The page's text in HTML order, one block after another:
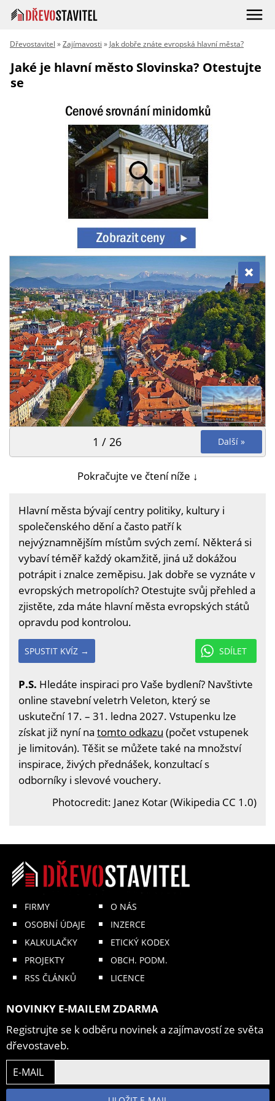
Dřevostavitel »Zajímavosti » Jak dobře znáte evropská hlavní města?
Jaké je hlavní město Slovinska? Otestujte
se
Další »
1 / 26
Pokračujte ve čtení níže ↓
Hlavní města bývají centry politiky, kultury i
společenského dění a často patří k
nejvýznamnějším místům svých zemí. Některá si
vybaví téměř každý okamžitě, jiná už dokážou
potrápit i znalce zeměpisu. Jak dobře se vyznáte v
evropských metropolích? Otestujte svůj přehled a
zjistěte, zda máte hlavní města evropských států
opravdu pod kontrolou.
SDÍLET
SPUSTIT KVÍZ →
P.S. Hledáte inspiraci pro Vaše bydlení? Navštivte
online stavební veletrh Veleton, který se
uskuteční 17. – 31. ledna 2027. Vstupenku lze
získat již nyní na tomto odkazu (počet vstupenek
je limitován). Těšit se můžete také na množství
inspirace, živých přednášek, konzultací s
odborníky i slevové vouchery.
Photocredit: Janez Kotar (Wikipedia CC 1.0)
FIRMY
OSOBNÍ ÚDAJE
KALKULAČKY
PROJEKTY
RSS ČLÁNKŮ
O NÁS
INZERCE
ETICKÝ KODEX
OBCH. PODM.
LICENCE
NOVINKY E-MAILEM ZDARMA
Registrujte se k odběru novinek a zajímavostí ze světa
dřevostaveb.
E-MAIL